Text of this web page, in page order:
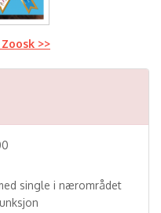
>>
single i nærområdet